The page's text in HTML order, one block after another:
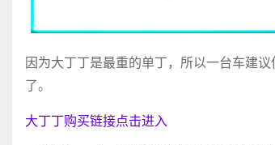
因为大丁丁是最重的单丁，所以一台车建
了。
大丁丁购买链接点击进入